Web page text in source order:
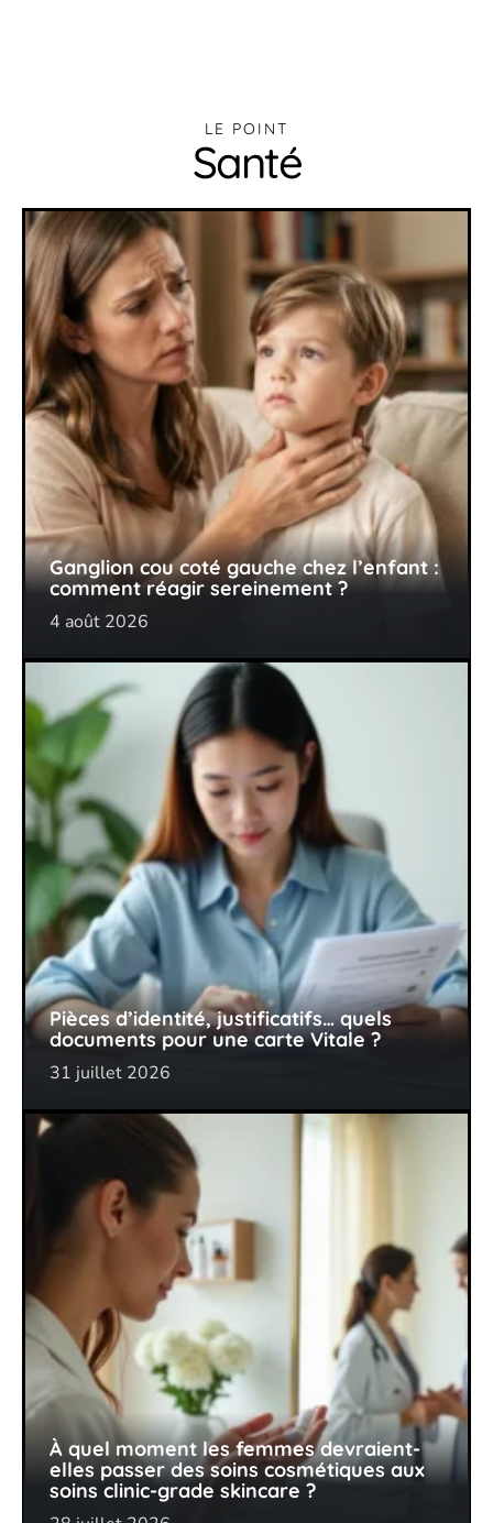
LE POINT
Santé
Ganglion cou coté gauche chez l’enfant :
comment réagir sereinement ?
4 août 2026
Pièces d’identité, justificatifs… quels
documents pour une carte Vitale ?
31 juillet 2026
À quel moment les femmes devraient-
elles passer des soins cosmétiques aux
soins clinic-grade skincare ?